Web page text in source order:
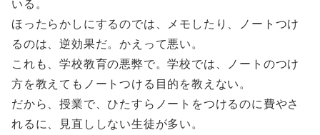
いる。
ほったらかしにするのでは、メモしたり、ノートつけ
るのは、逆効果だ。かえって悪い。
これも、学校教育の悪弊で。学校では、ノートのつけ
方を教えてもノートつける目的を教えない。
だから、授業で、ひたすらノートをつけるのに費やさ
れるに、見直ししない生徒が多い。